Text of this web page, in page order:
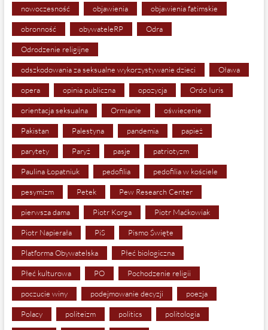
nowoczesność objawienia objawienia fatimskie
obronność obywateleRP Odra
Odrodzenie religijne
odszkodowania za seksualne wykorzystywanie dzieci Oława
opera opinia publiczna opozycja Ordo Iuris
orientacja seksualna Ormianie oświecenie
Pakistan Palestyna pandemia papież
parytety Paryż pasje patriotyzm
Paulina Łopatniuk pedofilia pedofilia w kościele
pesymizm Petek Pew Research Center
pierwsza dama Piotr Korga Piotr Maćkowiak
Piotr Napierała PiS Pismo Święte
Platforma Obywatelska Płeć biologiczna
Płeć kulturowa PO Pochodzenie religii
poczucie winy podejmowanie decyzji poezja
Polacy politeizm politics politologia